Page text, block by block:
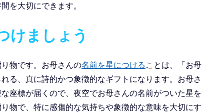
を大切にできます。
けましょう
物です。お母さんの名前を星につける ことは、「お母
る、真に詩的かつ象徴的なギフトになります。お母さ
座標が届くので、夜空でお母さんの名前がついた星を
物で、特に感傷的な気持ちや象徴的な意味を大切にす